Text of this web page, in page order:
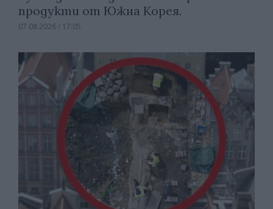
продукти от Южна Корея.
07.08.2026 / 17:05